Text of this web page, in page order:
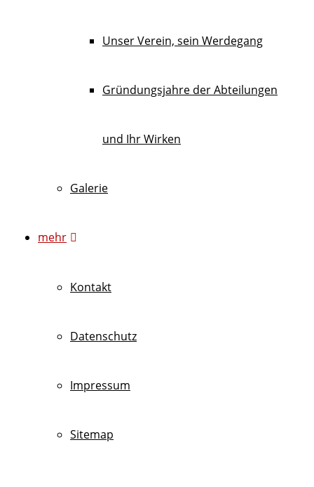
Unser Verein, sein Werdegang
Gründungsjahre der Abteilungen
und Ihr Wirken
Galerie
mehr
Kontakt
Datenschutz
Impressum
Sitemap